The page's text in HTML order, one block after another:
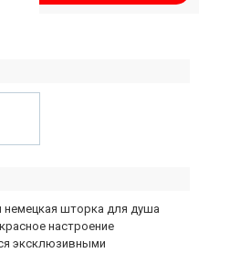
немецкая шторка для душа
настроение
эксклюзивными